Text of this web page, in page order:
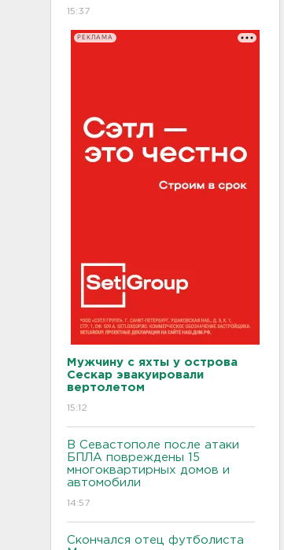
15:37
РЕКЛАМА
Мужчину с яхты у острова
Сескар эвакуировали
вертолетом
15:12
В Севастополе после атаки
БПЛА повреждены 15
многоквартирных домов и
автомобили
14:57
Скончался отец футболиста